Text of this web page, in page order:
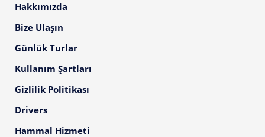
Hakkımızda
Bize Ulaşın
Günlük Turlar
Kullanım Şartları
Gizlilik Politikası
Drivers
Hammal Hizmeti